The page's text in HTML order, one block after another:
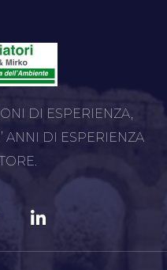
DI ESPERIENZA,
ANNI DI ESPERIENZA